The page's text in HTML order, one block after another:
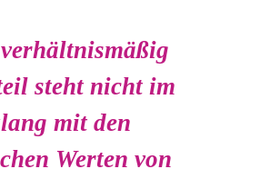
steht nicht im
mit den
Werten von